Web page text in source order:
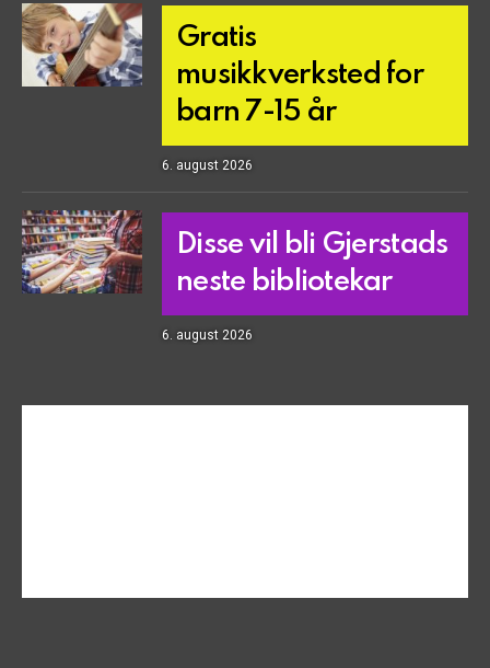
Gratis
musikkverksted for
barn 7-15 år
6. august 2026
Disse vil bli Gjerstads
neste bibliotekar
6. august 2026